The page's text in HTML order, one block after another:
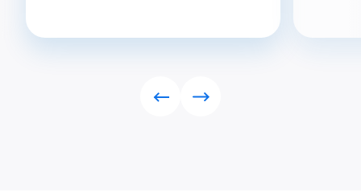
RückwärtsVorwärts